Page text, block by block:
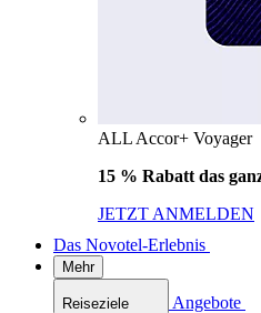
ALL Accor+ Voyager
15 % Rabatt das
JETZT ANMELDEN
Das Novotel-Erlebnis
Mehr
Reiseziele Angebote